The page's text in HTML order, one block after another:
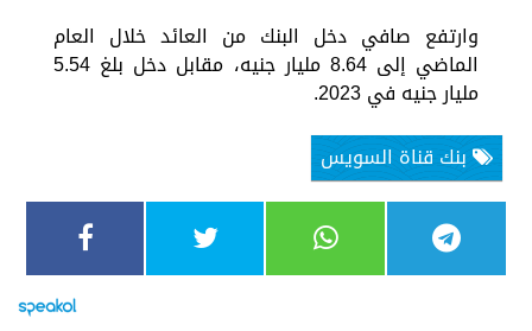
وارتفع صافي دخل البنك من العائد خلال العام
الماضي إلى 8.64 مليار جنيه، مقابل دخل بلغ 5.54
مليار جنيه في 2023.
بنك قناة السويس